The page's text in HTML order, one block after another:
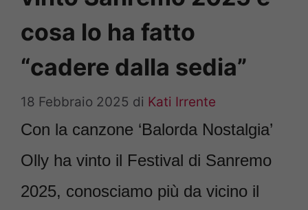
cosa lo ha fatto
“cadere dalla sedia”
18 Febbraio 2025 di Kati Irrente
Con la canzone ‘Balorda Nostalgia’
Olly ha vinto il Festival di Sanremo
2025, conosciamo più da vicino il